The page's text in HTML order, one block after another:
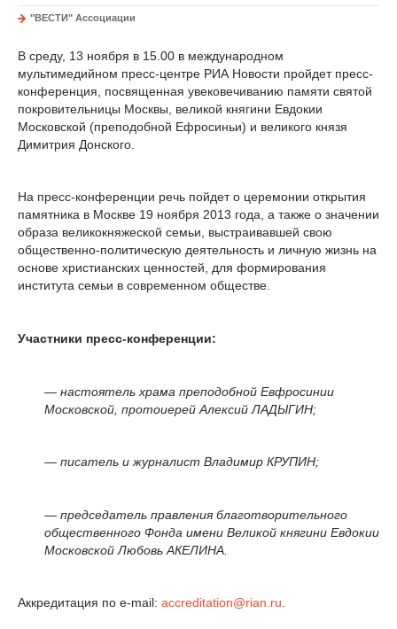
"ВЕСТИ" Ассоциации
В среду, 13 ноября в 15.00 в международном
мультимедийном пресс-центре РИА Новости пройдет пресс-
конференция, посвященная увековечиванию памяти святой
покровительницы Москвы, великой княгини Евдокии
Московской (преподобной Ефросиньи) и великого князя
Димитрия Донского.
На пресс-конференции речь пойдет о церемонии открытия
памятника в Москве 19 ноября 2013 года, а также о значении
образа великокняжеской семьи, выстраивавшей свою
общественно-политическую деятельность и личную жизнь на
основе христианских ценностей, для формирования
института семьи в современном обществе.
Участники пресс-конференции:
— настоятель храма преподобной Евфросинии
Московской, протоиерей Алексий ЛАДЫГИН;
— писатель и журналист Владимир КРУПИН;
— председатель правления благотворительного
общественного Фонда имени Великой княгини Евдокии
Московской Любовь АКЕЛИНА.
Аккредитация по e-mail: accreditation@rian.ru.